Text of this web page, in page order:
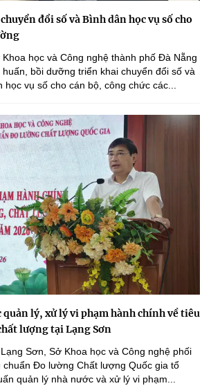
đổi số và Bình dân học vụ số cho
học và Công nghệ thành phố Đà Nẵng
bồi dưỡng triển khai chuyển đổi số và
học vụ số cho cán bộ, công chức các...
quản lý, xử lý vi phạm hành chính về tiêu
lượng tại Lạng Sơn
Sơn, Sở Khoa học và Công nghệ phối
chuẩn Đo lường Chất lượng Quốc gia tổ
quản lý nhà nước và xử lý vi phạm...